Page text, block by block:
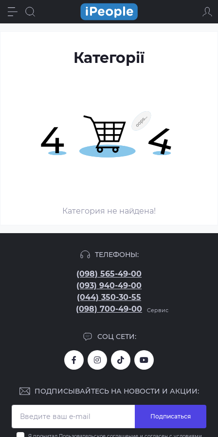
Категорії
Категория не найдена!
ТЕЛЕФОНЫ:
(098) 565-49-00
(093) 940-49-00
(044) 350-30-55
(098) 700-49-00
Сервис
СОЦ СЕТИ:
ПОДПИСЫВАЙТЕСЬ НА НОВОСТИ И АКЦИИ:
Подписаться